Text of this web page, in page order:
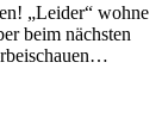
„Leider“ wohne
beim nächsten